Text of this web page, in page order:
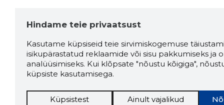
Hindame teie privaatsust
Kasutame küpsiseid teie sirvimiskogemuse
isikupärastatud reklaamide või sisu pakkumiseks ja
analüüsimiseks. Kui klõpsate "nõustu kõigiga",
küpsiste kasutamisega.
Küpsistest Ainult vajalikud